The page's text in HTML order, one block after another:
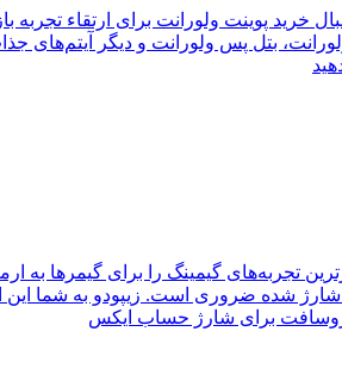
بتل پس ولورانت و دیگر آیتم‌های
تجربه‌های گیمینگ را برای گیمرها به
شده ضروری است. زیپودو به شما
برای شارژ حساب ایکس